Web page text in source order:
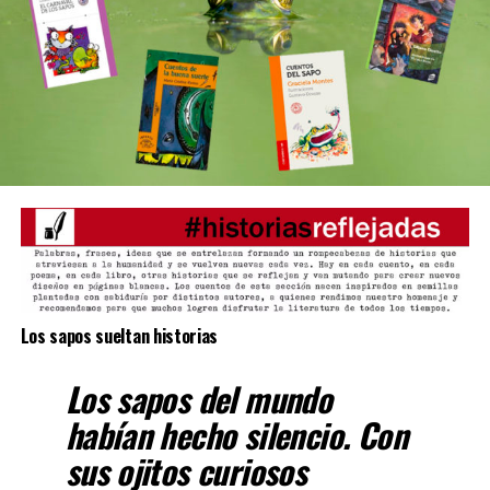
Los sapos sueltan historias
Los sapos del mundo
habían hecho silencio. Con
sus ojitos curiosos